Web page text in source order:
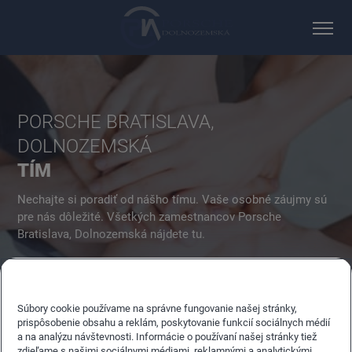
PORSCHE BRATISLAVA,
DOLNOZEMSKÁ
TÍM
Nechajte si poradiť od nášho tímu. Vaše osobné záujmy sú
pre nás dôležité. Všetkých zamestnancov Porsche
Bratislava, Dolnozemská nájdete tu.
Súbory cookie používame na správne fungovanie našej stránky,
prispôsobenie obsahu a reklám, poskytovanie funkcií sociálnych médií
a na analýzu návštevnosti. Informácie o používaní našej stránky tiež